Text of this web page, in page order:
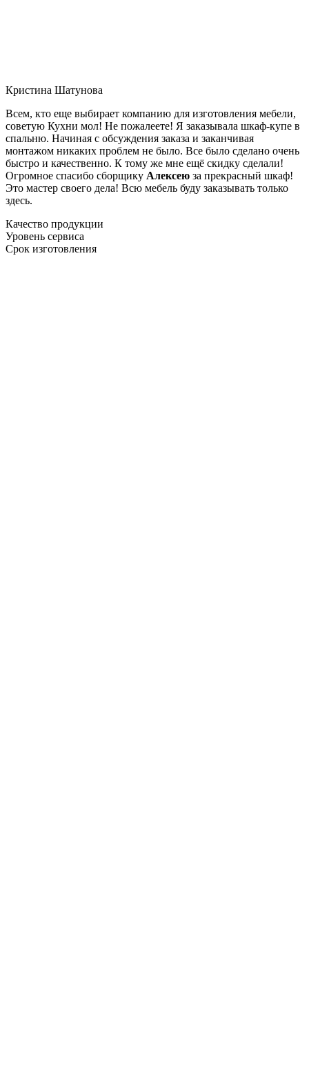
Кристина Шатунова
Всем, кто еще выбирает компанию для изготовления мебели,
советую Кухни мол! Не пожалеете! Я заказывала шкаф-купе в
спальню. Начиная с обсуждения заказа и заканчивая
монтажом никаких проблем не было. Все было сделано очень
быстро и качественно. К тому же мне ещё скидку сделали!
Огромное спасибо сборщику Алексею за прекрасный шкаф!
Это мастер своего дела! Всю мебель буду заказывать только
здесь.
Качество продукции
Уровень сервиса
Срок изготовления